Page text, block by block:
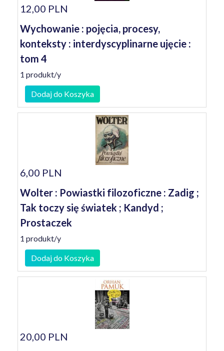
12,00 PLN
Wychowanie : pojęcia, procesy,
konteksty : interdyscyplinarne ujęcie :
tom 4
1 produkt/y
Dodaj do Koszyka
6,00 PLN
Wolter : Powiastki filozoficzne : Zadig ;
Tak toczy się światek ; Kandyd ;
Prostaczek
1 produkt/y
Dodaj do Koszyka
20,00 PLN